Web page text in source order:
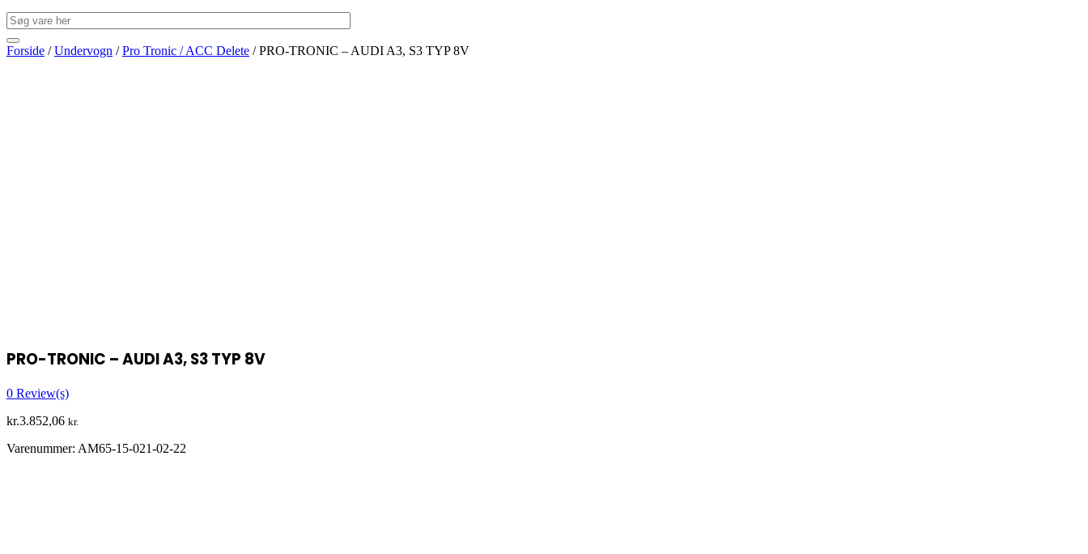
Forside /Undervogn /Pro Tronic / ACC Delete / PRO-TRONIC – AUDI A3, S3 TYP 8V
PRO-TRONIC – AUDI A3, S3 TYP 8V
0 Review(s)
kr.3.852,06 kr.
Varenummer: AM65-15-021-02-22